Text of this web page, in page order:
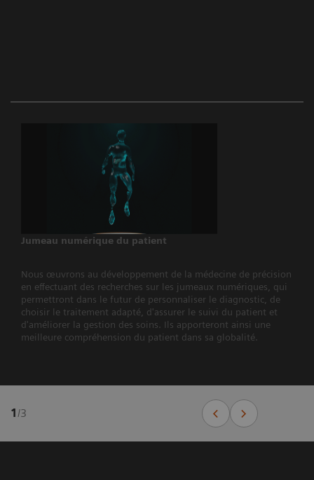
Jumeau numérique du patient
Nous œuvrons au développement de la médecine de précision
en effectuant des recherches sur les jumeaux numériques, qui
permettront dans le futur de personnaliser le diagnostic, de
choisir le traitement adapté, d'assurer le suivi du patient et
d'améliorer la gestion des soins. Ils apporteront ainsi une
meilleure compréhension du patient dans sa globalité.
1/3